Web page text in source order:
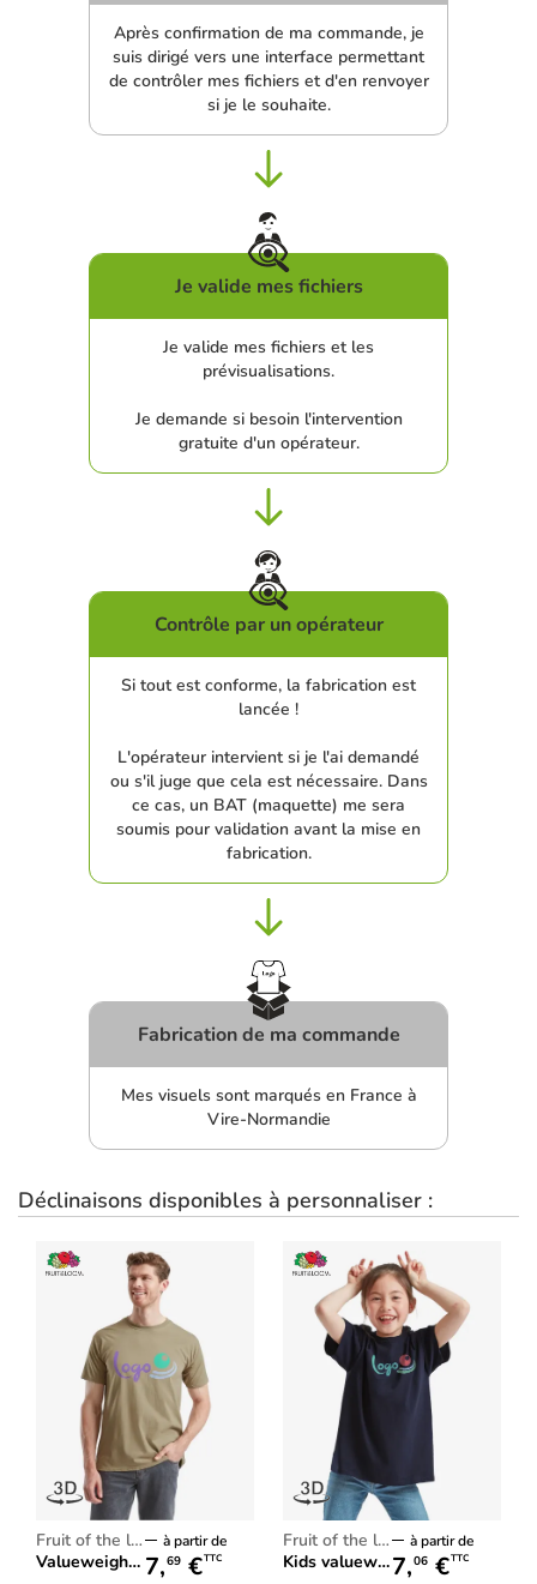
Après confirmation de ma commande, je
suis dirigé vers une interface permettant
de contrôler mes fichiers et d'en renvoyer
si je le souhaite.
Je valide mes fichiers
Je valide mes fichiers et les
prévisualisations.
Je demande si besoin l'intervention
gratuite d'un opérateur.
Contrôle par un opérateur
Si tout est conforme, la fabrication est
lancée !
L'opérateur intervient si je l'ai demandé
ou s'il juge que cela est nécessaire. Dans
ce cas, un BAT (maquette) me sera
soumis pour validation avant la mise en
fabrication.
Fabrication de ma commande
Mes visuels sont marqués en France à
Vire-Normandie
Déclinaisons disponibles à personnaliser :
fruit of the loom
Valueweight T
à partir de
7,69 €TTC
fruit of the loom
Kids valueweight T
à partir de
7,06 €TTC